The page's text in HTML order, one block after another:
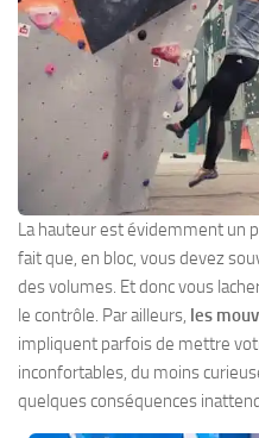
La hauteur est évidemment un
fait que, en bloc, vous devez
des volumes. Et donc vous
le contrôle. Par ailleurs, les
impliquent parfois de mettre
inconfortables, du moins
quelques conséquences